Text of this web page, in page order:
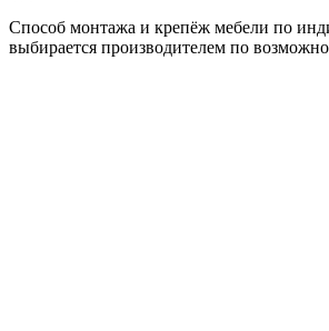
Способ монтажа и крепёж мебели по
выбирается производителем по